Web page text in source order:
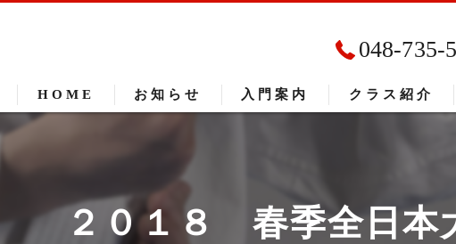
048-735-
HOME お知らせ 入門案内 クラス紹介
２０１８ 春季全日本